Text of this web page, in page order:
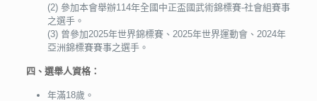
(2) 參加本會舉辦114年全國中正盃國武術錦標賽-社會組賽事
之選手。
(3) 曾參加2025年世界錦標賽、2025年世界運動會、2024年
亞洲錦標賽賽事之選手。
四、選舉人資格：
年滿18歲。